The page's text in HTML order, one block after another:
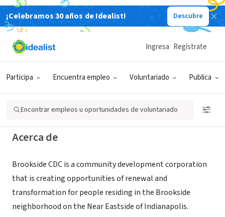
¡Celebramos 30 años de Idealist! Descubre
Participa Encuentra empleo Voluntariado Publica
Ingresa Regístrate
Encontrar empleos u oportunidades de voluntariado
ORGANIZACIÓN SIN FIN DE LUCRO
Brookside Community
Development Corporation
Indianapolis, IN|www.brooksidecdc.org
Acerca de
Brookside CDC is a community development corporation
that is creating opportunities of renewal and
transformation for people residing in the Brookside
neighborhood on the Near Eastside of Indianapolis.